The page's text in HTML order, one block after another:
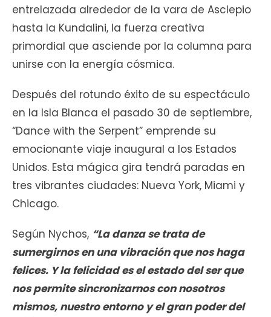
entrelazada alrededor de la vara de Asclepio
hasta la Kundalini, la fuerza creativa
primordial que asciende por la columna para
unirse con la energía cósmica.
Después del rotundo éxito de su espectáculo
en la Isla Blanca el pasado 30 de septiembre,
“Dance with the Serpent” emprende su
emocionante viaje inaugural a los Estados
Unidos. Esta mágica gira tendrá paradas en
tres vibrantes ciudades: Nueva York, Miami y
Chicago.
Según Nychos, “La danza se trata de
sumergirnos en una vibración que nos haga
felices. Y la felicidad es el estado del ser que
nos permite sincronizarnos con nosotros
mismos, nuestro entorno y el gran poder del